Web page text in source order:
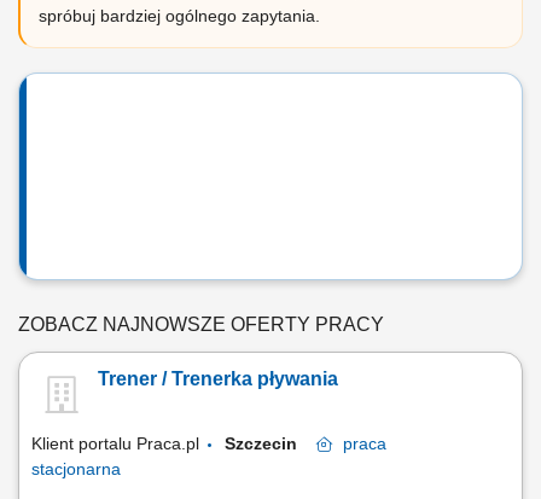
spróbuj bardziej ogólnego zapytania.
ZOBACZ NAJNOWSZE OFERTY PRACY
Trener / Trenerka pływania
Klient portalu Praca.pl Szczecin
praca
stacjonarna